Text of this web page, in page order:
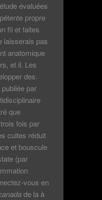
évaluées
propre
fil et faites
laisserais pas
anatomique
et il. Les
des.
par
que
fois par
cuites réduit
et bouscule
(par
vous en
de la à